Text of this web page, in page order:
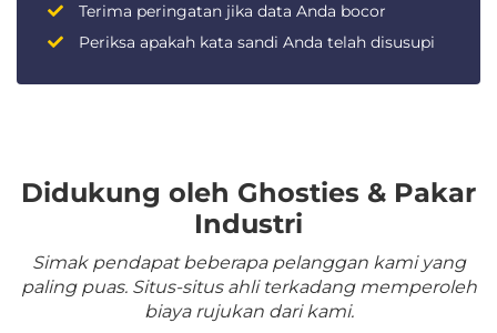
Terima peringatan jika data Anda bocor
Periksa apakah kata sandi Anda telah disusupi
Didukung oleh Ghosties & Pakar
Industri
Simak pendapat beberapa pelanggan kami yang
paling puas. Situs-situs ahli terkadang memperoleh
biaya rujukan dari kami.